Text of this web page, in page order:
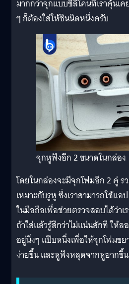
มากกว่าจุกแบบซิลิโคนที่เราคุ้นเ
ๆ ก็ต้องใส่ให้ชินนิดหนึ่งครับ
จุกหูฟังอีก 2 ขนาดในกล่อง
โดยในกล่องจะมีจุกโฟมอีก 2 คู่ ร
เหมาะกับรูหู ซึ่งเราสามารถใช้แอ
ในมือถือเพื่อช่วยตรวจสอบได้ว่า
ถ้าใส่แล้วรู้สึกว่าไม่แน่นสักที ให้ล
อยู่นิ่งๆ แป๊บหนึ่งเพื่อให้จุกโฟมขย
ง่ายขึ้น และหูฟังหลุดจากหูยากขึ้น